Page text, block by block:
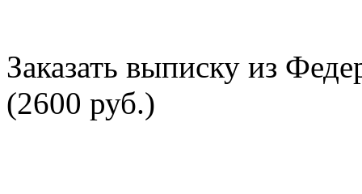
Заказать выписку из
(2600 руб.)